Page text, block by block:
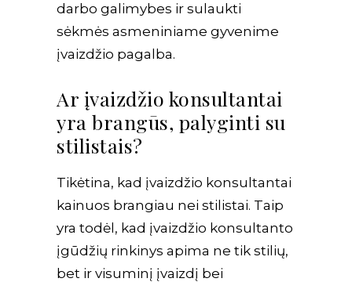
darbo galimybes ir sulaukti
sėkmės asmeniniame gyvenime
įvaizdžio pagalba.
Ar įvaizdžio konsultantai
yra brangūs, palyginti su
stilistais?
Tikėtina, kad įvaizdžio konsultantai
kainuos brangiau nei stilistai. Taip
yra todėl, kad įvaizdžio konsultanto
įgūdžių rinkinys apima ne tik stilių,
bet ir visuminį įvaizdį bei